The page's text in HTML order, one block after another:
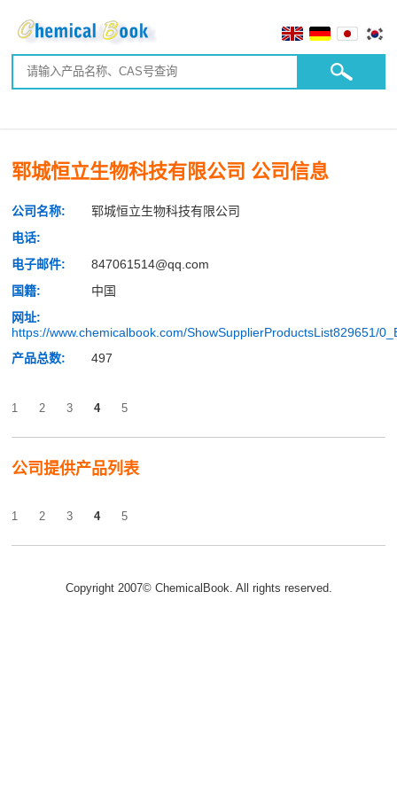
郓城恒立生物科技有限公司 公司信息
公司名称:
郓城恒立生物科技有限公司
电话:
电子邮件:
847061514@qq.com
国籍:
中国
网址:
https://www.chemicalbook.com/ShowSupplierProductsList829651/
产品总数:
497
1 2 3 4 5
公司提供产品列表
1 2 3 4 5
Copyright 2007© ChemicalBook. All rights reserved.